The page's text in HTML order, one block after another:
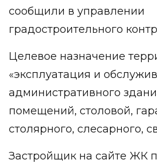
сообщили в управлении
градостроительного
Целевое назначение
«эксплуатация и
административного
помещений, столовой,
столярного, слесарного,
Застройщик на сайте ЖК